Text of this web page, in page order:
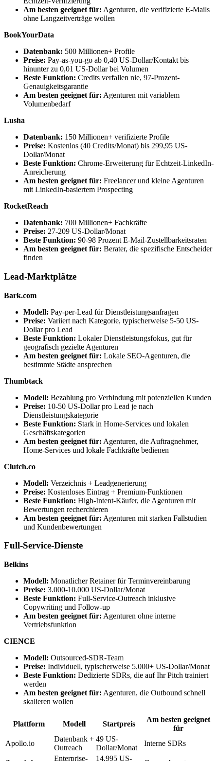
Am besten geeignet für: Agenturen, die verifizierte E-Mails
ohne Langzeitverträge wollen
BookYourData
Datenbank: 500 Millionen+ Profile
Preise: Pay-as-you-go ab 0,40 US-Dollar/Kontakt bis
hinunter zu 0,01 US-Dollar bei Volumen
Beste Funktion: Credits verfallen nie, 97-Prozent-
Genauigkeitsgarantie
Am besten geeignet für: Agenturen mit variablem
Volumenbedarf
Lusha
Datenbank: 150 Millionen+ verifizierte Profile
Preise: Kostenlos (40 Credits/Monat) bis 299,95 US-
Dollar/Monat
Beste Funktion: Chrome-Erweiterung für Echtzeit-LinkedIn-
Anreicherung
Am besten geeignet für: Freelancer und kleine Agenturen
mit LinkedIn-basiertem Prospecting
RocketReach
Datenbank: 700 Millionen+ Fachkräfte
Preise: 27-209 US-Dollar/Monat
Beste Funktion: 90-98 Prozent E-Mail-Zustellbarkeitsraten
Am besten geeignet für: Berater, die spezifische Entscheider
finden
Lead-Marktplätze
Bark.com
Modell: Pay-per-Lead für Dienstleistungsanfragen
Preise: Variiert nach Kategorie, typischerweise 5-50 US-
Dollar pro Lead
Beste Funktion: Lokaler Dienstleistungsfokus, gut für
geografisch gezielte Agenturen
Am besten geeignet für: Lokale SEO-Agenturen, die
bestimmte Städte ansprechen
Thumbtack
Modell: Bezahlung pro Verbindung mit potenziellen Kunden
Preise: 10-50 US-Dollar pro Lead je nach
Dienstleistungskategorie
Beste Funktion: Stark in Home-Services und lokalen
Geschäftskategorien
Am besten geeignet für: Agenturen, die Auftragnehmer,
Home-Services und lokale Fachkräfte bedienen
Clutch.co
Modell: Verzeichnis + Leadgenerierung
Preise: Kostenloses Eintrag + Premium-Funktionen
Beste Funktion: High-Intent-Käufer, die Agenturen mit
Bewertungen recherchieren
Am besten geeignet für: Agenturen mit starken Fallstudien
und Kundenbewertungen
Full-Service-Dienste
Belkins
Modell: Monatlicher Retainer für Terminvereinbarung
Preise: 3.000-10.000 US-Dollar/Monat
Beste Funktion: Full-Service-Outreach inklusive
Copywriting und Follow-up
Am besten geeignet für: Agenturen ohne interne
Vertriebsfunktion
CIENCE
Modell: Outsourced-SDR-Team
Preise: Individuell, typischerweise 5.000+ US-Dollar/Monat
Beste Funktion: Dedizierte SDRs, die auf Ihr Pitch trainiert
werden
Am besten geeignet für: Agenturen, die Outbound schnell
skalieren wollen
Plattform Modell Startpreis
Am besten geeignet
für
Apollo.io
Datenbank +
Outreach
49 US-
Dollar/Monat
Interne SDRs
Enterprise-
14.995 US-